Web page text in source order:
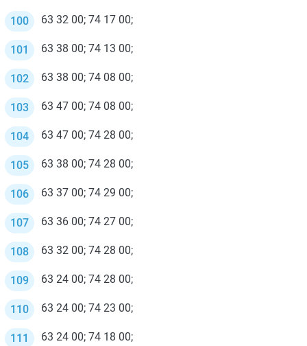
63 32 00; 74 17 00;
63 38 00; 74 13 00;
63 38 00; 74 08 00;
63 47 00; 74 08 00;
63 47 00; 74 28 00;
63 38 00; 74 28 00;
63 37 00; 74 29 00;
63 36 00; 74 27 00;
63 32 00; 74 28 00;
63 24 00; 74 28 00;
63 24 00; 74 23 00;
63 24 00; 74 18 00;